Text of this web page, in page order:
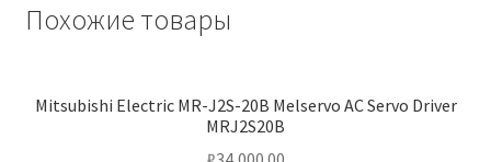
Похожие товары
Mitsubishi Electric MR-J2S-20B Melservo AC Servo Driver
MRJ2S20B